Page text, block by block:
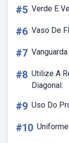
#5 Verde E
#6 Vaso De
#7
#8 Utilize A
Diagonal.
#9 Uso Do
#10